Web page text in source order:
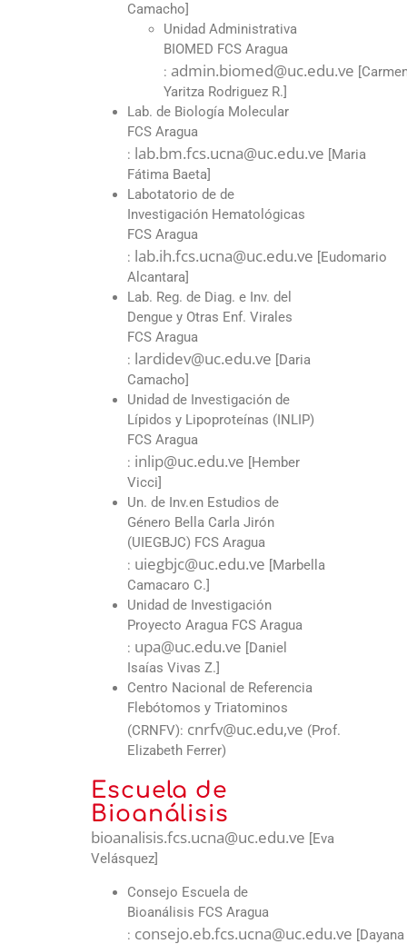
Camacho]
Unidad Administrativa
BIOMED FCS Aragua
: admin.biomed@uc.edu.ve
Yaritza Rodriguez R.]
Lab. de Biología Molecular
FCS Aragua
: lab.bm.fcs.ucna@uc.edu.ve [Maria
Fátima Baeta]
Labotatorio de de
Investigación Hematológicas
FCS Aragua
: lab.ih.fcs.ucna@uc.edu.ve [Eudomario
Alcantara]
Lab. Reg. de Diag. e Inv. del
Dengue y Otras Enf. Virales
FCS Aragua
: lardidev@uc.edu.ve [Daria
Camacho]
Unidad de Investigación de
Lípidos y Lipoproteínas (INLIP)
FCS Aragua
: inlip@uc.edu.ve [Hember
Vicci]
Un. de Inv.en Estudios de
Género Bella Carla Jirón
(UIEGBJC) FCS Aragua
: uiegbjc@uc.edu.ve [Marbella
Camacaro C.]
Unidad de Investigación
Proyecto Aragua FCS Aragua
: upa@uc.edu.ve [Daniel
Isaías Vivas Z.]
Centro Nacional de Referencia
Flebótomos y Triatominos
(CRNFV): cnrfv@uc.edu,ve (Prof.
Elizabeth Ferrer)
Escuela de
Bioanálisis
bioanalisis.fcs.ucna@uc.edu.ve [Eva
Velásquez]
Consejo Escuela de
Bioanálisis FCS Aragua
: consejo.eb.fcs.ucna@uc.edu.ve [Dayana